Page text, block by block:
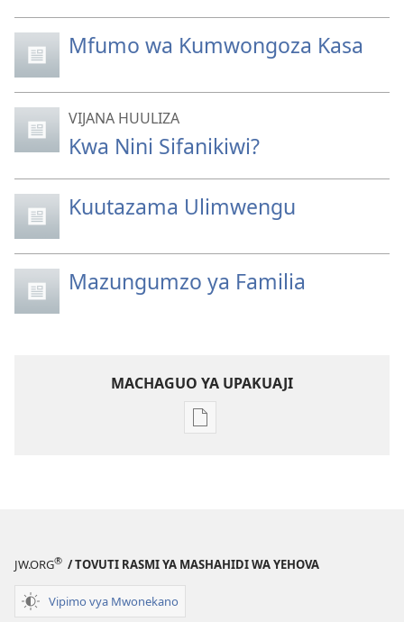
Mfumo wa Kumwongoza Kasa
VIJANA HUULIZA
Kwa Nini Sifanikiwi?
Kuutazama Ulimwengu
Mazungumzo ya Familia
MACHAGUO YA UPAKUAJI
Mbinu
AMKENI!
JW.ORG® / TOVUTI RASMI YA MASHAHIDI WA YEHOVA
Vipimo vya Mwonekano